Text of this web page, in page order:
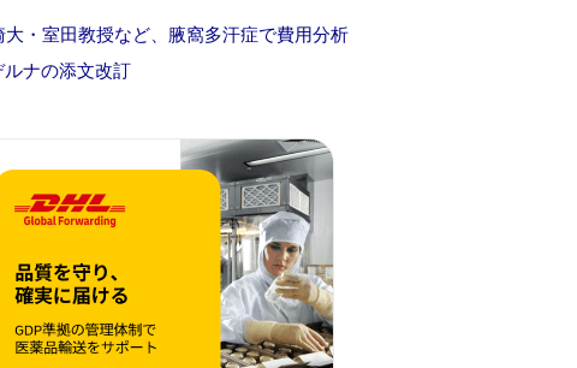
大・室田教授など、腋窩多汗症で費用分析
ルナの添文改訂